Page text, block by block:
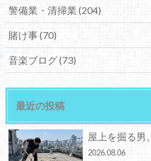
警備業・清掃業 (204)
賭け事(70)
音楽ブログ(73)
最近の投稿
屋上を掘る男。
2026.08.06